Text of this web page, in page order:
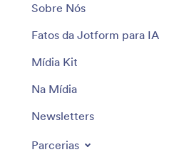
Sobre Nós
Fatos da Jotform para IA
Mídia Kit
Na Mídia
Newsletters
Parcerias